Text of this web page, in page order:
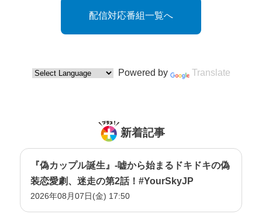
配信対応番組一覧へ
Powered by Translate
新着記事
『偽カップル誕生』-嘘から始まるドキドキの偽
装恋愛劇、迷走の第2話！#YourSkyJP
2026年08月07日(金) 17:50